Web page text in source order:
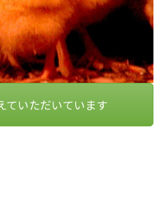
ていただいています